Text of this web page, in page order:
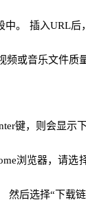
。 插入URL
频或音乐文件质
键，则会显示
浏览器，请选
后选择“下载链